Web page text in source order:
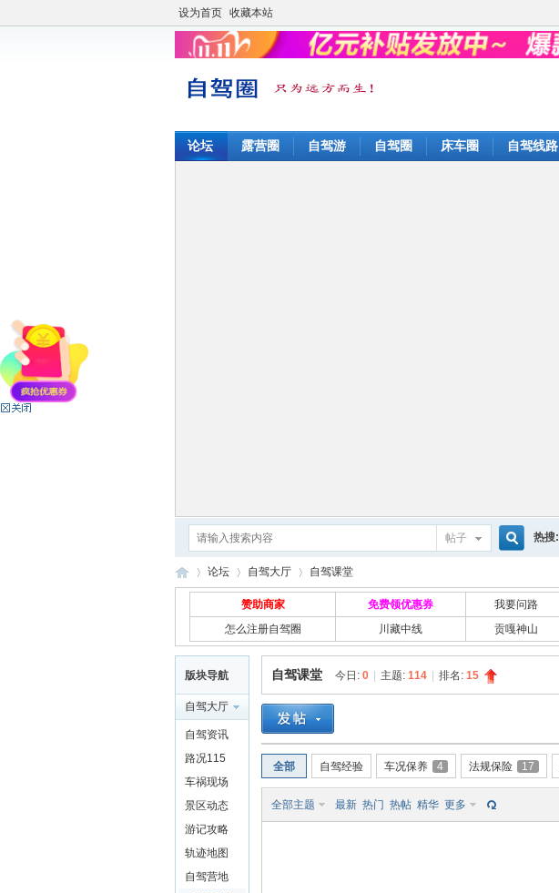
设为首页 收藏本站
论坛 露营圈 自驾游 自驾圈 床车圈 自驾线路
帖子
索
热搜:
自
驾
»
论坛
›
自驾大厅
›
自驾课堂
赞助商家 免费领优惠券 我要问路
怎么注册自驾圈
川藏中线 贡嘎神山
版块导航
自驾大厅
自驾资讯
路况115
车祸现场
景区动态
游记攻略
轨迹地图
自驾营地
自驾课堂 今日: 0 主题: 114 排名: 15
全部 自驾经验 车况保养 4 法规保险 17
全部主题 最新 热门 热帖 精华 更多